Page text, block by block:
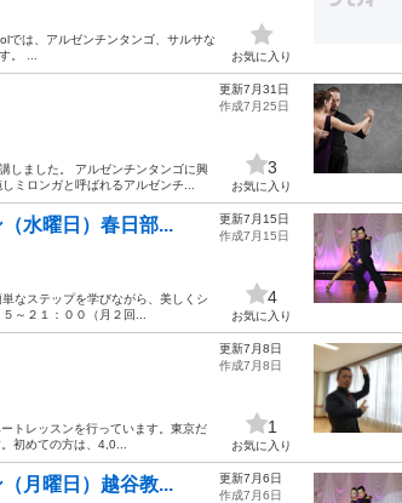
では、アルゼンチンタンゴ、サルサな
。 ...
お気に入り
しました。 アルゼンチンタンゴに興
ミロンガと呼ばれるアルゼンチ...
更新7月31日
作成7月25日
3
お気に入り
水曜日）春日部...
なステップを学びながら、美しくシ
～２１：００（月２回...
更新7月15日
作成7月15日
4
お気に入り
トレッスンを行っています。東京だ
初めての方は、4,0...
更新7月8日
作成7月8日
1
お気に入り
月曜日）越谷教...
更新7月6日
作成7月6日